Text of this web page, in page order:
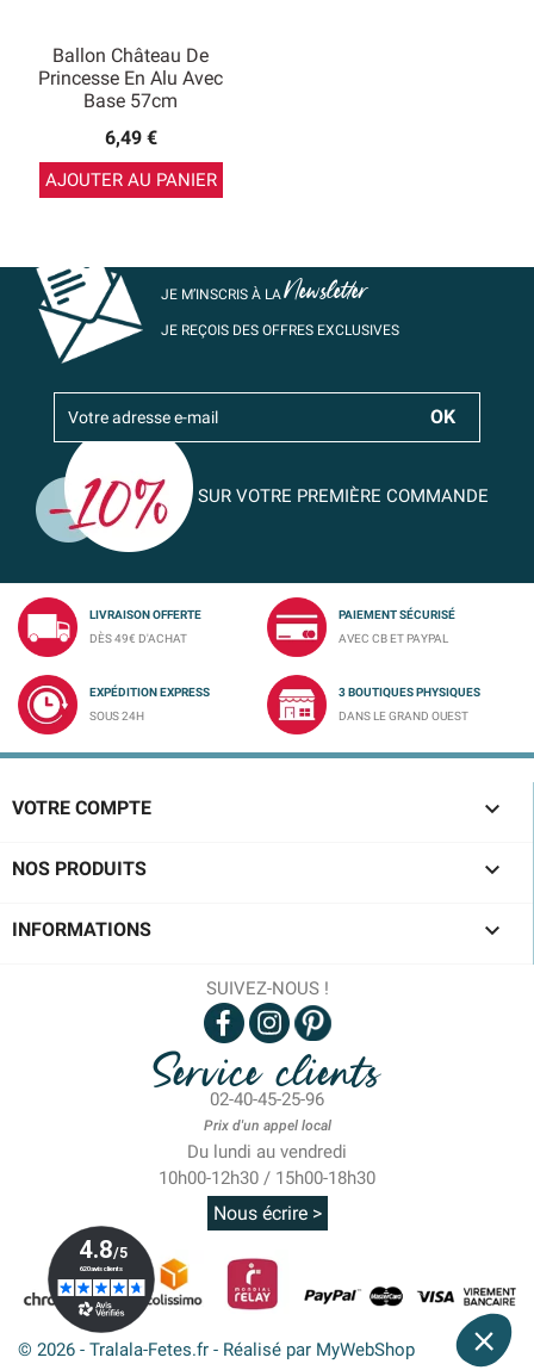
Ballon Château De
Princesse En Alu Avec
Base 57cm
6,49 €
AJOUTER AU PANIER
JE M’INSCRIS À LANewsletter
JE REÇOIS DES OFFRES EXCLUSIVES
SUR VOTRE PREMIÈRE COMMANDE
LIVRAISON OFFERTE
DÈS 49€ D'ACHAT
PAIEMENT SÉCURISÉ
AVEC CB ET PAYPAL
EXPÉDITION EXPRESS
SOUS 24H
3 BOUTIQUES PHYSIQUES
DANS LE GRAND OUEST
VOTRE COMPTE 
NOS PRODUITS 
INFORMATIONS 
SUIVEZ-NOUS !
Service clients
02-40-45-25-96
Prix d'un appel local
Du lundi au vendredi
10h00-12h30 / 15h00-18h30
Nous écrire >
© 2026 - Tralala-Fetes.fr - Réalisé par MyWebShop